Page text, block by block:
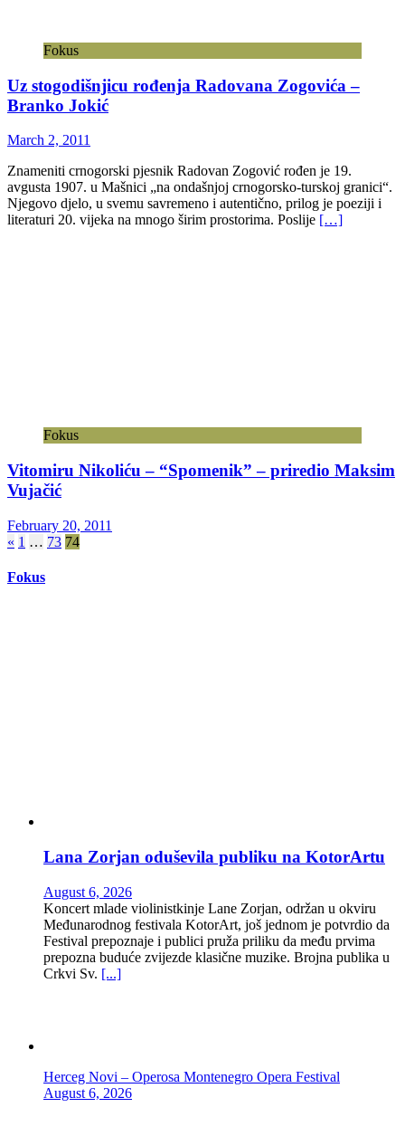
Fokus
Uz stogodišnjicu rođenja Radovana Zogovića –
Branko Jokić
March 2, 2011
Znameniti crnogorski pjesnik Radovan Zogović rođen je 19.
avgusta 1907. u Mašnici „na ondašnjoj crnogorsko-turskoj granici“.
Njegovo djelo, u svemu savremeno i autentično, prilog je poeziji i
literaturi 20. vijeka na mnogo širim prostorima. Poslije […]
Fokus
Vitomiru Nikoliću – “Spomenik” – priredio Maksim
Vujačić
February 20, 2011
Posts
pagination
« 1 … 73 74
Fokus
Lana Zorjan oduševila publiku na KotorArtu
August 6, 2026
Koncert mlade violinistkinje Lane Zorjan, održan u okviru
Međunarodnog festivala KotorArt, još jednom je potvrdio da
Festival prepoznaje i publici pruža priliku da među prvima
prepozna buduće zvijezde klasične muzike. Brojna publika u
Crkvi Sv. [...]
Herceg Novi – Operosa Montenegro Opera Festival
August 6, 2026